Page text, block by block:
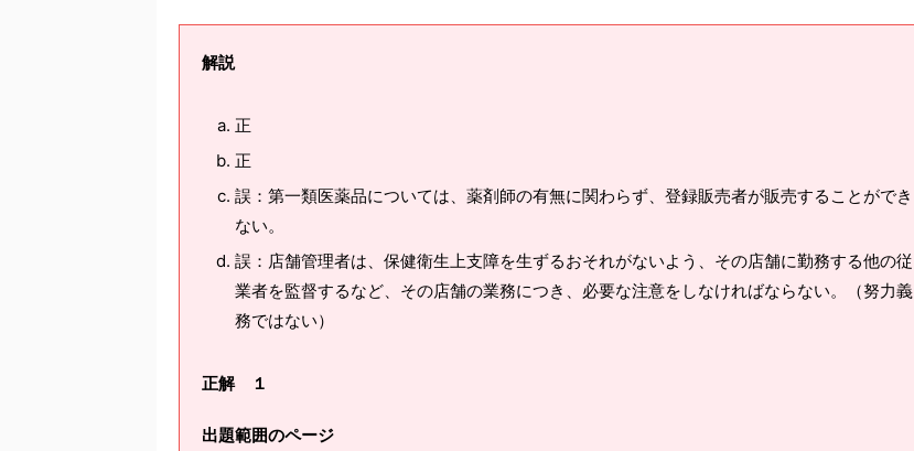
解説
正
正
誤：第一類医薬品については、薬剤師の有無に関わらず、登録販売者が販売することができ
ない。
誤：店舗管理者は、保健衛生上支障を生ずるおそれがないよう、その店舗に勤務する他の従
業者を監督するなど、その店舗の業務につき、必要な注意をしなければならない。（努力義
務ではない）
正解 １
出題範囲のページ